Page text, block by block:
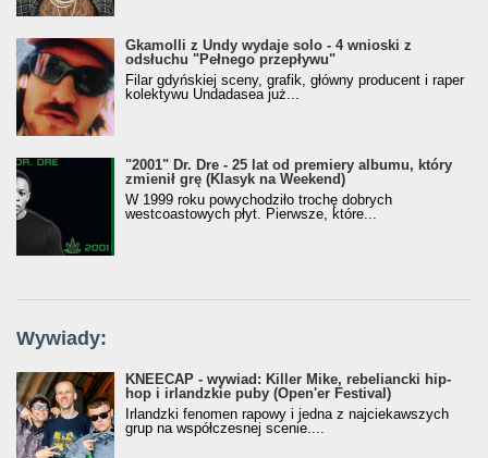
Gkamolli z Undy wydaje solo - 4 wnioski z
odsłuchu "Pełnego przepływu"
Filar gdyńskiej sceny, grafik, główny producent i raper
kolektywu Undadasea już...
"2001" Dr. Dre - 25 lat od premiery albumu, który
zmienił grę (Klasyk na Weekend)
W 1999 roku powychodziło trochę dobrych
westcoastowych płyt. Pierwsze, które...
Wywiady:
KNEECAP - wywiad: Killer Mike, rebeliancki hip-
hop i irlandzkie puby (Open'er Festival)
Irlandzki fenomen rapowy i jedna z najciekawszych
grup na współczesnej scenie....